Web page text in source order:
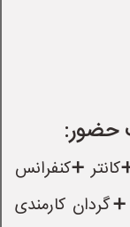
حضور:
➕کنفرانس
کارمندی